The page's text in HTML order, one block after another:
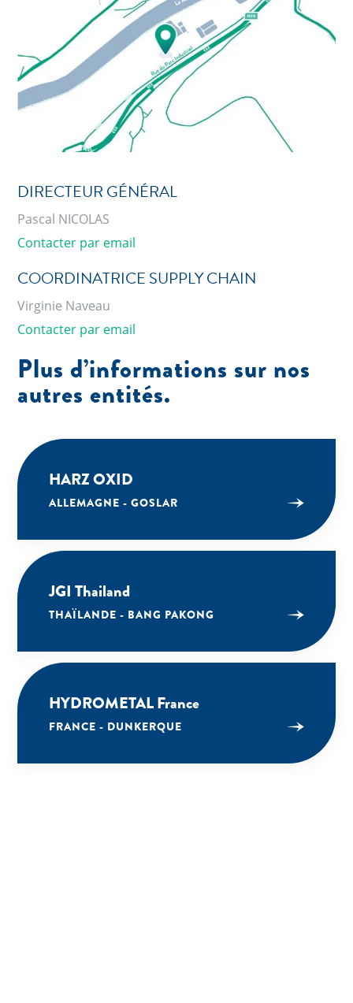
DIRECTEUR GÉNÉRAL
Pascal NICOLAS
Contacter par email
COORDINATRICE SUPPLY CHAIN
Virginie Naveau
Contacter par email
Plus d’informations sur nos
autres entités.
HARZ OXID
ALLEMAGNE - GOSLAR
JGI Thailand
THAÏLANDE - BANG PAKONG
HYDROMETAL France
FRANCE - DUNKERQUE